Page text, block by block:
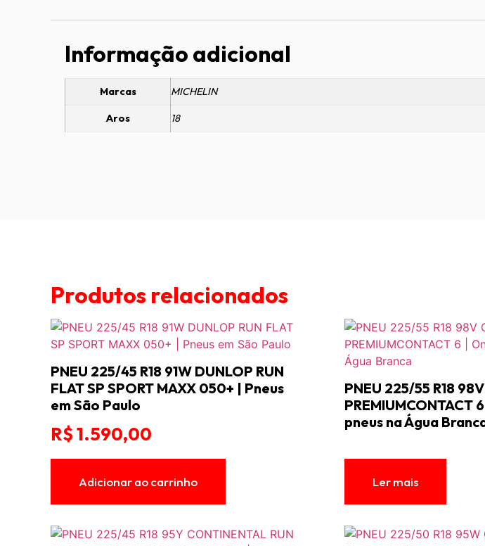
Informação adicional
Marcas MICHELIN
Aros 18
Produtos relacionados
PNEU 225/45 R18 91W DUNLOP RUN
FLAT SP SPORT MAXX 050+ | Pneus
em São Paulo
R$1.590,00
Adicionar ao carrinho
PNEU 225/55 R18
PREMIUMCONTACT
pneus na Água
Ler mais